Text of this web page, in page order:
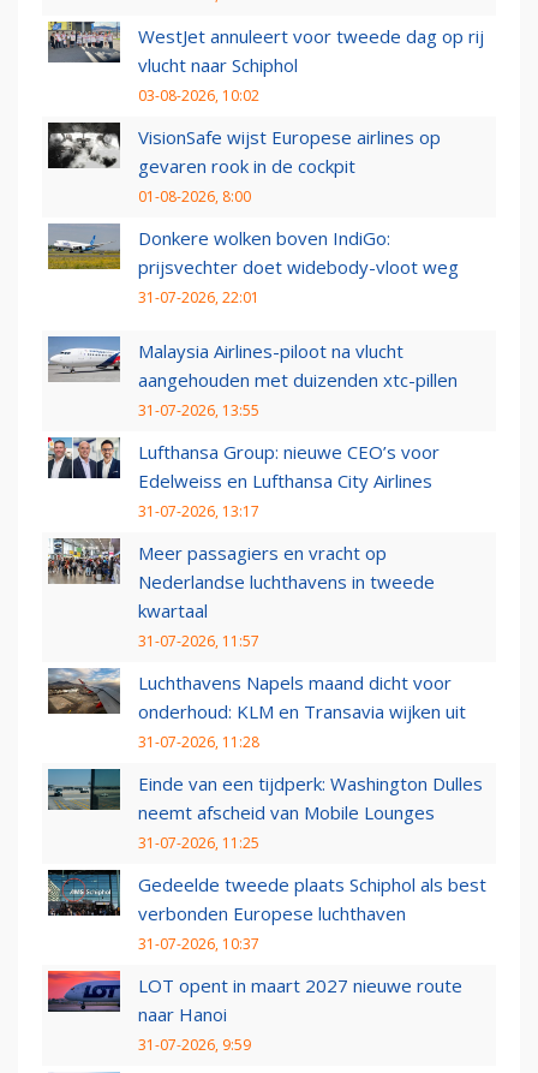
WestJet annuleert voor tweede dag op rij
vlucht naar Schiphol
03-08-2026, 10:02
VisionSafe wijst Europese airlines op
gevaren rook in de cockpit
01-08-2026, 8:00
Donkere wolken boven IndiGo:
prijsvechter doet widebody-vloot weg
31-07-2026, 22:01
Malaysia Airlines-piloot na vlucht
aangehouden met duizenden xtc-pillen
31-07-2026, 13:55
Lufthansa Group: nieuwe CEO’s voor
Edelweiss en Lufthansa City Airlines
31-07-2026, 13:17
Meer passagiers en vracht op
Nederlandse luchthavens in tweede
kwartaal
31-07-2026, 11:57
Luchthavens Napels maand dicht voor
onderhoud: KLM en Transavia wijken uit
31-07-2026, 11:28
Einde van een tijdperk: Washington Dulles
neemt afscheid van Mobile Lounges
31-07-2026, 11:25
Gedeelde tweede plaats Schiphol als best
verbonden Europese luchthaven
31-07-2026, 10:37
LOT opent in maart 2027 nieuwe route
naar Hanoi
31-07-2026, 9:59